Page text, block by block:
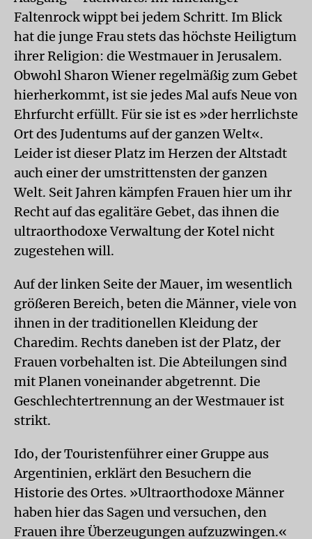
Faltenrock wippt bei jedem Schritt. Im Blick
hat die junge Frau stets das höchste Heiligtum
ihrer Religion: die Westmauer in Jerusalem.
Obwohl Sharon Wiener regelmäßig zum Gebet
hierherkommt, ist sie jedes Mal aufs Neue von
Ehrfurcht erfüllt. Für sie ist es »der herrlichste
Ort des Judentums auf der ganzen Welt«.
Leider ist dieser Platz im Herzen der Altstadt
auch einer der umstrittensten der ganzen
Welt. Seit Jahren kämpfen Frauen hier um ihr
Recht auf das egalitäre Gebet, das ihnen die
ultraorthodoxe Verwaltung der Kotel nicht
zugestehen will.
Auf der linken Seite der Mauer, im wesentlich
größeren Bereich, beten die Männer, viele von
ihnen in der traditionellen Kleidung der
Charedim. Rechts daneben ist der Platz, der
Frauen vorbehalten ist. Die Abteilungen sind
mit Planen voneinander abgetrennt. Die
Geschlechtertrennung an der Westmauer ist
strikt.
Ido, der Touristenführer einer Gruppe aus
Argentinien, erklärt den Besuchern die
Historie des Ortes. »Ultraorthodoxe Männer
haben hier das Sagen und versuchen, den
Frauen ihre Überzeugungen aufzuzwingen.«